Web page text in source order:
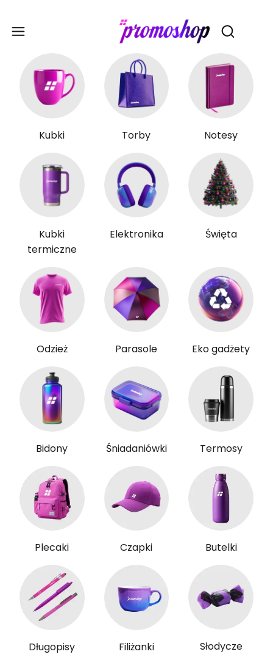
Otwórz
Kubki Torby Notesy
Kubki
termiczne
Elektronika Święta
Odzież Parasole Eko gadżety
Bidony Śniadaniówki Termosy
Plecaki Czapki Butelki
Długopisy Filiżanki Słodycze